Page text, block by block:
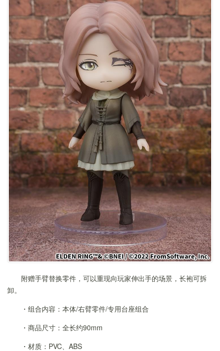
附赠手臂替换零件，可以重现向玩家伸出手的场景，长袍可拆
卸。
・组合内容：本体/右臂零件/专用台座组合
・商品尺寸：全长约90mm
・材质：PVC、ABS